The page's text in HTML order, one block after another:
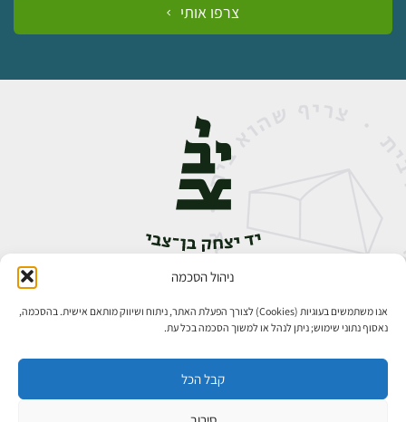
ניהול הסכמה
אנו משתמשים בעוגיות (Cookies) לצורך הפעלת האתר, ניתוח ושיווק מותאם אישית. בהסכמה,
נאסוף נתוני שימוש; ניתן לנהל או למשוך הסכמה בכל עת.
קבל הכל
צרפו אותי
אבן גבירול 14, רחביה, ירושלים